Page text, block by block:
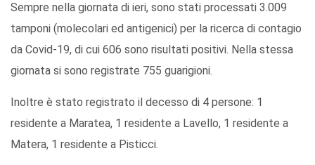
Sempre nella giornata di ieri, sono stati processati 3.009
tamponi (molecolari ed antigenici) per la ricerca di contagio
da Covid-19, di cui 606 sono risultati positivi. Nella stessa
giornata si sono registrate 755 guarigioni.
Inoltre è stato registrato il decesso di 4 persone: 1
residente a Maratea, 1 residente a Lavello, 1 residente a
Matera, 1 residente a Pisticci.